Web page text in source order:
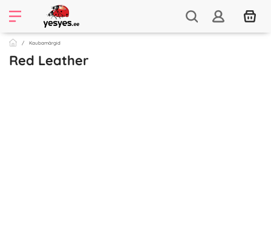
Kaubamärgid
Red Leather